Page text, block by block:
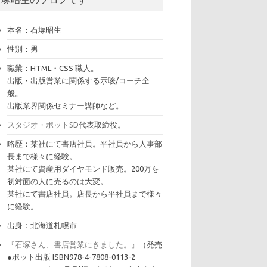
本名：石塚昭生
性別：男
職業：HTML・CSS 職人。
出版・出版営業に関係する示唆/コーチ全
般。
出版業界関係セミナー講師など。
スタジオ・ポットSD代表取締役。
略歴：某社にて書店社員。平社員から人事部
長まで様々に経験。
某社にて資産用ダイヤモンド販売。200万を
初対面の人に売るのは大変。
某社にて書店社員。店長から平社員まで様々
に経験。
出身：北海道札幌市
『石塚さん、書店営業にきました。
』（発売
●ポット出版 ISBN978-4-7808-0113-2